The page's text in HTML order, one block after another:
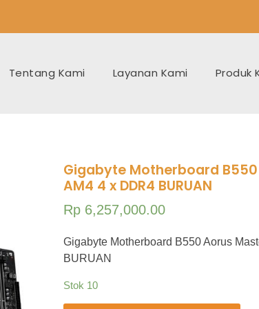
Tentang Kami Layanan Kami Produk
Gigabyte Motherboard
AM4 4 x DDR4 BURUAN
Rp6,257,000.00
Gigabyte Motherboard B550 Aorus
BURUAN
Stok 10